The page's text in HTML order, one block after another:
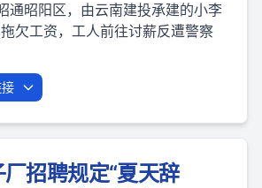
通昭阳区，由云南建投承建的小李
欠工资，工人前往讨薪反遭警察
招聘规定“夏天辞